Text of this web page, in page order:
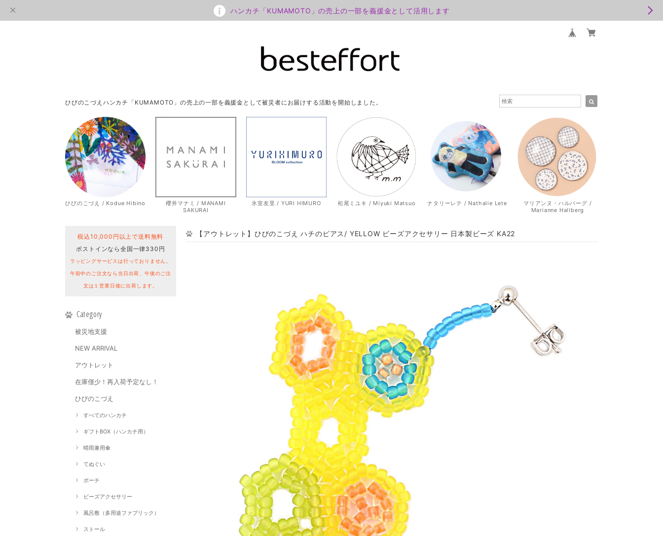
ハンカチ「KUMAMOTO」の売上の一部を義援金として活用します
ひびのこづえハンカチ「KUMAMOTO」の売上の一部を義援金として被災者にお届けする活動を開始しました。
ひびのこづえ / Kodue Hibino
櫻井マナミ / MANAMI
SAKURAI
氷室友里 / YURI HIMURO 松尾ミユキ / Miyuki Matsuo ナタリーレテ / Nathalie Lete
マリアンヌ・ハルバーグ /
Marianne Hallberg
税込10,000円以上で送料無料
ポストインなら全国一律330円
ラッピングサービスは行っておりません。
午前中のご注文なら当日出荷、午後のご注
文は１営業日後に出荷します。
Category
被災地支援
NEW ARRIVAL
アウトレット
在庫僅少！再入荷予定なし！
ひびのこづえ
すべてのハンカチ
ギフトBOX（ハンカチ用）
晴雨兼用傘
てぬぐい
ポーチ
ビーズアクセサリー
風呂敷（多用途ファブリック）
ストール
【アウトレット】ひびのこづえ ハチのピアス/ YELLOW ビーズアクセサリー 日本製ビーズ KA22